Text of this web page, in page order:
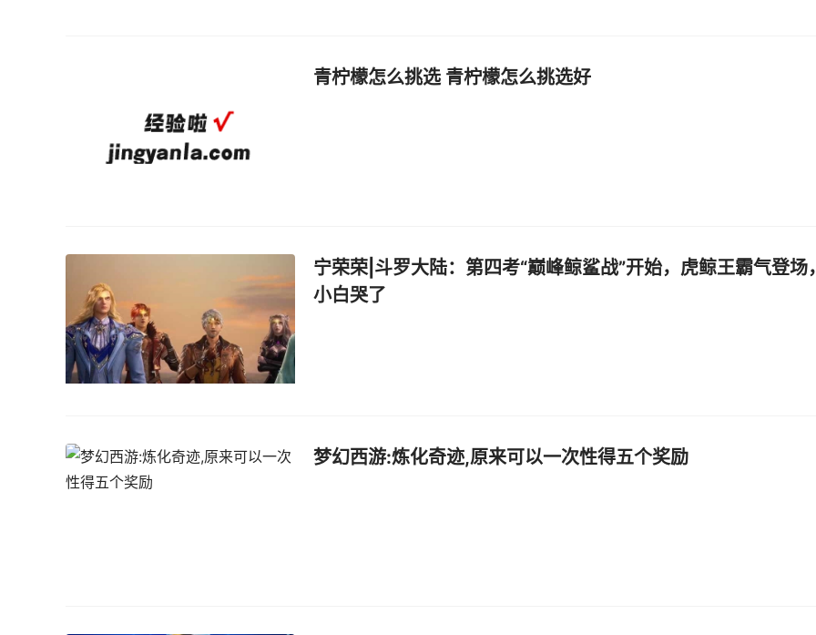
青柠檬怎么挑选 青柠檬怎么挑选好
宁荣荣|斗罗大陆：第四考“巅峰鲸鲨战”开始，虎鲸王霸气登场
小白哭了
梦幻西游:炼化奇迹,原来可以一次性得五个奖励